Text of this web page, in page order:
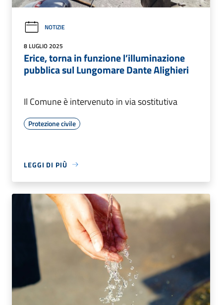
NOTIZIE
8 LUGLIO 2025
Erice, torna in funzione l’illuminazione
pubblica sul Lungomare Dante Alighieri
Il Comune è intervenuto in via sostitutiva
Protezione civile
LEGGI DI PIÙ